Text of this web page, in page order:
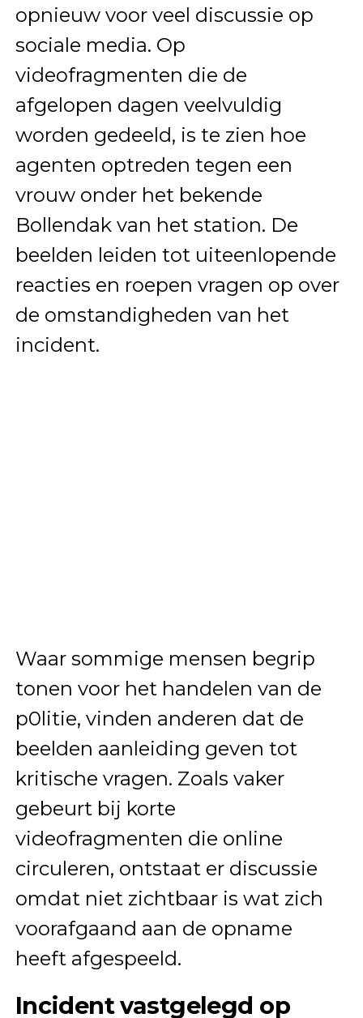
opnieuw voor veel discussie op
sociale media. Op
videofragmenten die de
afgelopen dagen veelvuldig
worden gedeeld, is te zien hoe
agenten optreden tegen een
vrouw onder het bekende
Bollendak van het station. De
beelden leiden tot uiteenlopende
reacties en roepen vragen op over
de omstandigheden van het
incident.
Waar sommige mensen begrip
tonen voor het handelen van de
p0litie, vinden anderen dat de
beelden aanleiding geven tot
kritische vragen. Zoals vaker
gebeurt bij korte
videofragmenten die online
circuleren, ontstaat er discussie
omdat niet zichtbaar is wat zich
voorafgaand aan de opname
heeft afgespeeld.
Incident vastgelegd op